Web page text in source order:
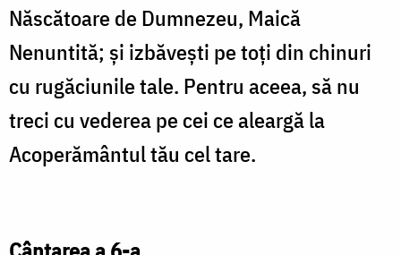
Născătoare de Dumnezeu, Maică
Nenuntită; şi izbăveşti pe toţi din chinuri
cu rugăciunile tale. Pentru aceea, să nu
treci cu vederea pe cei ce aleargă la
Acoperământul tău cel tare.